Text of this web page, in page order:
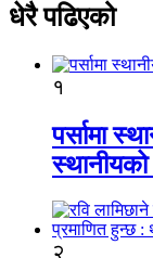
धेरै पढिएको
१
पर्सामा
२